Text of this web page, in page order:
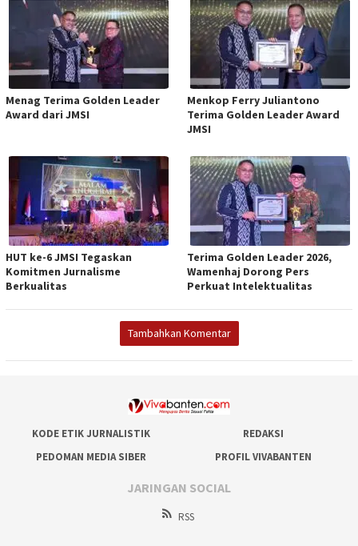
Menag Terima Golden Leader
Award dari JMSI
Menkop Ferry Juliantono
Terima Golden Leader Award
JMSI
HUT ke-6 JMSI Tegaskan
Komitmen Jurnalisme
Berkualitas
Terima Golden Leader 2026,
Wamenhaj Dorong Pers
Perkuat Intelektualitas
Tambahkan Komentar
KODE ETIK JURNALISTIK
REDAKSI
PEDOMAN MEDIA SIBER
PROFIL VIVABANTEN
JARINGAN SOCIAL
RSS